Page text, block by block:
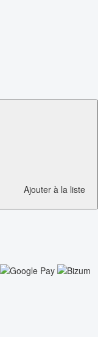
Ajouter à la liste